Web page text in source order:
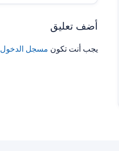
أضف تعليق
يجب أنت تكون مسجل الدخول